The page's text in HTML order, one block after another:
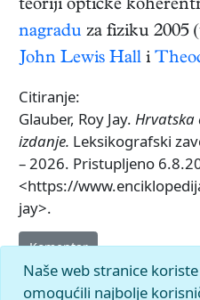
teoriji optičke
nagradu za fiziku 2005
John Lewis Hall i
Citiranje:
Glauber, Roy Jay. Hrvatska
izdanje. Leksikografski
– 2026. Pristupljeno
<https://
jay>.
Komentar
Naše web stranice
omogućili najbolje